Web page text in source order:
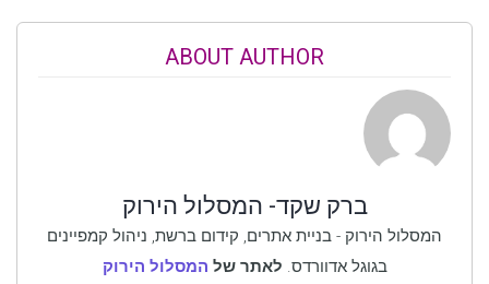
ABOUT AUTHOR
ברק שקד- המסלול הירוק
המסלול הירוק - בניית אתרים, קידום ברשת, ניהול קמפיינים
בגוגל אדוורדס. לאתר של המסלול הירוק